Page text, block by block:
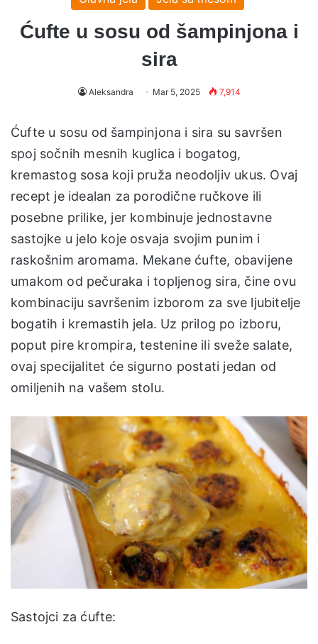
Ćufte u sosu od šampinjona i
sira
Aleksandra Mar 5, 2025 7,914
Ćufte u sosu od šampinjona i sira su savršen
spoj sočnih mesnih kuglica i bogatog,
kremastog sosa koji pruža neodoljiv ukus. Ovaj
recept je idealan za porodične ručkove ili
posebne prilike, jer kombinuje jednostavne
sastojke u jelo koje osvaja svojim punim i
raskošnim aromama. Mekane ćufte, obavijene
umakom od pečuraka i topljenog sira, čine ovu
kombinaciju savršenim izborom za sve ljubitelje
bogatih i kremastih jela. Uz prilog po izboru,
poput pire krompira, testenine ili sveže salate,
ovaj specijalitet će sigurno postati jedan od
omiljenih na vašem stolu.
Sastojci za ćufte: